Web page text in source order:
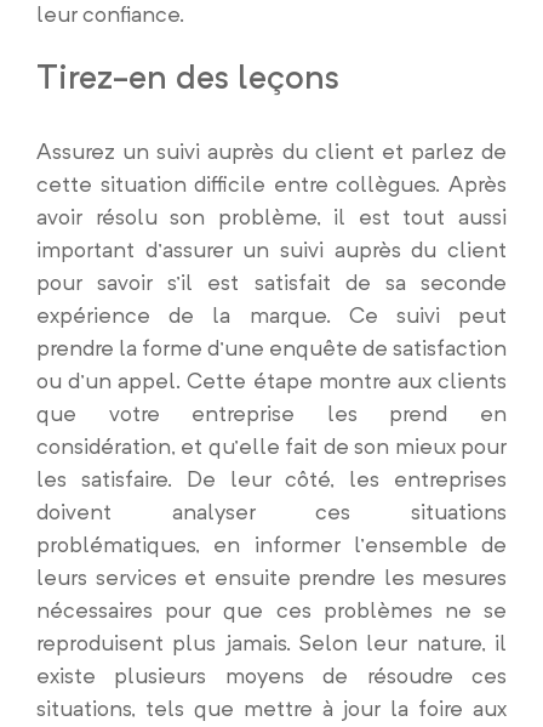
leur confiance.
Tirez-en des leçons
Assurez un suivi auprès du client et parlez de
cette situation difficile entre collègues. Après
avoir résolu son problème, il est tout aussi
important d’assurer un suivi auprès du client
pour savoir s’il est satisfait de sa seconde
expérience de la marque. Ce suivi peut
prendre la forme d’une enquête de satisfaction
ou d’un appel. Cette étape montre aux clients
que votre entreprise les prend en
considération, et qu’elle fait de son mieux pour
les satisfaire. De leur côté, les entreprises
doivent analyser ces situations
problématiques, en informer l’ensemble de
leurs services et ensuite prendre les mesures
nécessaires pour que ces problèmes ne se
reproduisent plus jamais. Selon leur nature, il
existe plusieurs moyens de résoudre ces
situations, tels que mettre à jour la foire aux